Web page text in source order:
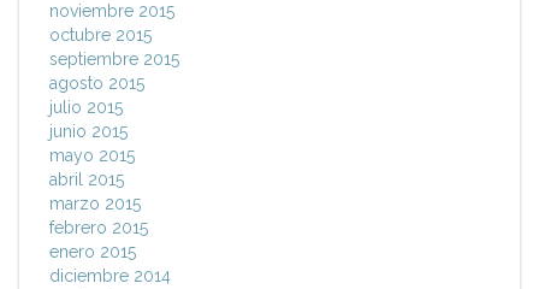
noviembre 2015
octubre 2015
septiembre 2015
agosto 2015
julio 2015
junio 2015
mayo 2015
abril 2015
marzo 2015
febrero 2015
enero 2015
diciembre 2014